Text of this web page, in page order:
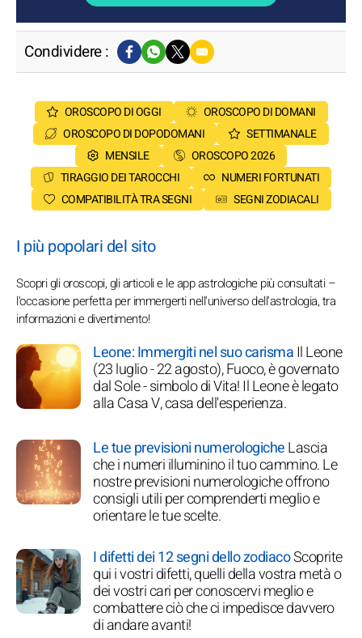
Condividere :
OROSCOPO DI OGGI
OROSCOPO DI DOMANI
OROSCOPO DI DOPODOMANI
SETTIMANALE
MENSILE
OROSCOPO 2026
TIRAGGIO DEI TAROCCHI
NUMERI FORTUNATI
COMPATIBILITÀ TRA SEGNI
SEGNI ZODIACALI
I più popolari del sito
Scopri gli oroscopi, gli articoli e le app astrologiche più consultati –
l'occasione perfetta per immergerti nell'universo dell'astrologia, tra
informazioni e divertimento!
Leone: Immergiti nel suo carismaIl Leone
(23 luglio - 22 agosto), Fuoco, è governato
dal Sole - simbolo di Vita! Il Leone è legato
alla Casa V, casa dell'esperienza.
Le tue previsioni numerologicheLascia
che i numeri illuminino il tuo cammino. Le
nostre previsioni numerologiche offrono
consigli utili per comprenderti meglio e
orientare le tue scelte.
I difetti dei 12 segni dello zodiacoScoprite
qui i vostri difetti, quelli della vostra metà o
dei vostri cari per conoscervi meglio e
combattere ciò che ci impedisce davvero
di andare avanti!